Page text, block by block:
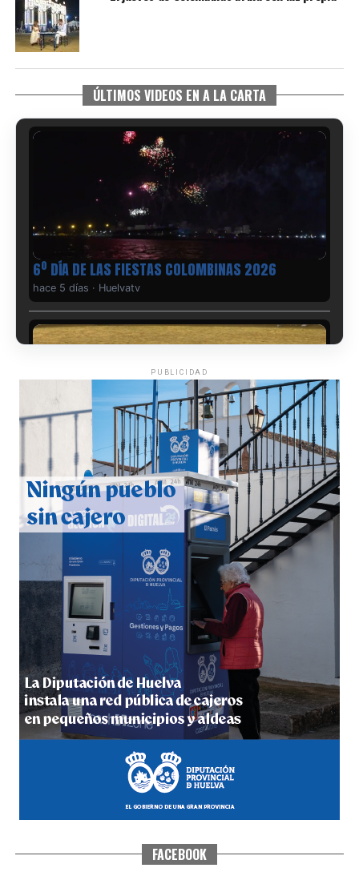
ÚLTIMOS VIDEOS EN A LA CARTA
6º DÍA DE LAS FIESTAS COLOMBINAS 2026
hace 5 días · Huelvatv
QUINTA CORRIDA DE LAS FIESTAS COLOMBINAS
2026
hace 6 días·Huelvatv
5º DÍA DE LAS FIESTAS COLOMBINAS 2026
hace 6 días·Huelvatv
CUARTA CORRIDA DE LAS FIESTAS COLOMBINAS
PUBLICIDAD
FACEBOOK